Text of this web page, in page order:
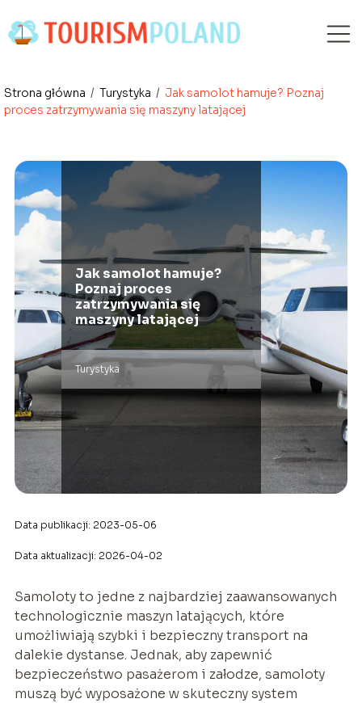
Strona główna / Turystyka / Jak samolot hamuje? Poznaj
proces zatrzymywania się maszyny latającej
Jak samolot hamuje?
Poznaj proces
zatrzymywania się
maszyny latającej
Turystyka
Data publikacji: 2023-05-06
Data aktualizacji: 2026-04-02
Samoloty to jedne z najbardziej zaawansowanych
technologicznie maszyn latających, które
umożliwiają szybki i bezpieczny transport na
dalekie dystanse. Jednak, aby zapewnić
bezpieczeństwo pasażerom i załodze, samoloty
muszą być wyposażone w skuteczny system